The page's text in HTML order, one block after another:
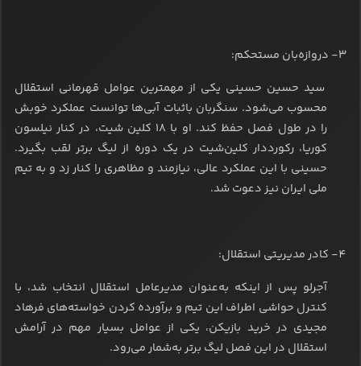
3- دروازه‌بان مستحکم:
سید حسین حسینی یکی از مهمترین عوامل قهرمانی استقلال
محسوب می‌شود. سنگربان باثبات آبی‌ها توانست عملکرد خوبش
را در طول فصل حفظ کند. او با 18 کلین شیت، در کنار نیلسون
کوریا، رکورددار کلین‌شیت در یک دوره از لیگ برتر لقب بگیرد.
حسینی با این عملکرد عالی، نیازمند و مظاهری را کنار زد و به تیم
ملی ایران نیز دعوت شد.
4- کادر مدیریتی استقلال:
آجرلو پس از اینکه به‌عنوان مدیرعامل استقلال انتخاب شد، با
کنترل حواشی اطراف این تیم و برآورده کردن خواسته‌های فرهاد
مجیدی در خرید بازیکن، یکی از عوامل بسیار مهم در آرامش
استقلال در این فصل لیگ برتر به‌شمار می‌رود.